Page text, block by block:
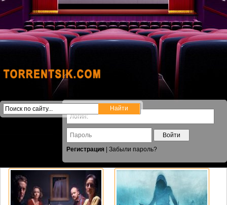
Войти
Регистрация
Забыли пароль?